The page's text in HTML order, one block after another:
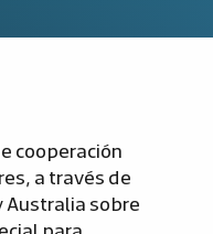
cooperación
a través de
Australia sobre